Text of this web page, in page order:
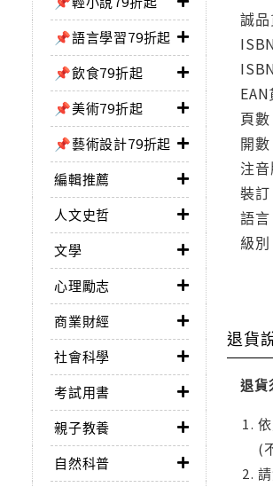
📌語言學習79折起
📌飲食79折起
📌美術79折起
📌藝術設計79折起
編輯推薦
人文史哲
文學
心理勵志
商業財經
社會科學
考試用書
親子教養
自然科普
誠
頁
開
注
裝
語
級
退貨
退貨
(